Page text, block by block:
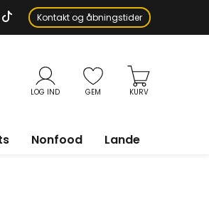
Kontakt og åbningstider
LOG IND GEM KURV
Nonfood Lande